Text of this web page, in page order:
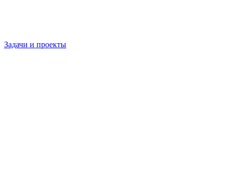
Задачи и проекты